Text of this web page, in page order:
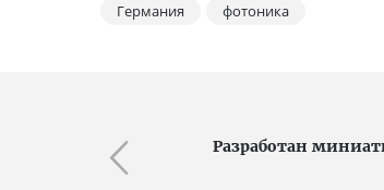
Германия фотоника
Разработан